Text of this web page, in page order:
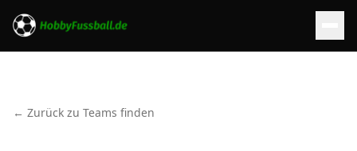
← Zurück zu Teams finden